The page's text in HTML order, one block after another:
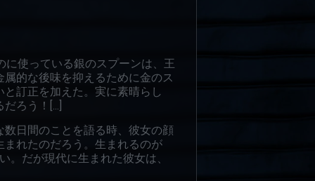
に使っている銀のスプーンは、王
的な後味を抑えるために金のス
訂正を加えた。実に素晴らし
ろう！[…]
日間のことを語る時、彼女の顔
れたのだろう。生まれるのが
。だが現代に生まれた彼女は、